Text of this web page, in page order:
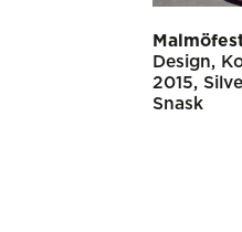
Design
2015
Snask